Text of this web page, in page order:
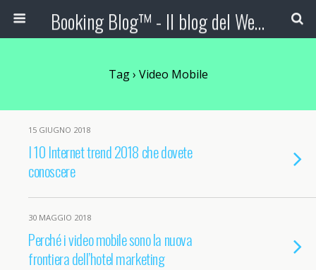
Booking Blog™ - Il blog del Web Marketing Turistico
Tag › Video Mobile
15 GIUGNO 2018
I 10 Internet trend 2018 che dovete
conoscere
30 MAGGIO 2018
Perché i video mobile sono la nuova
frontiera dell’hotel marketing